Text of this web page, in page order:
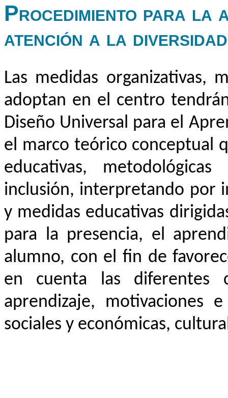
Procedimiento para la
atención a la diversidad
Las medidas organizativas,
adoptan en el centro
Diseño Universal para el
el marco teórico conceptual
educativas,
inclusión, interpretando por
y medidas educativas
para la presencia, el
alumno, con el fin de
en cuenta las diferentes
aprendizaje, motivaciones
sociales y económicas,